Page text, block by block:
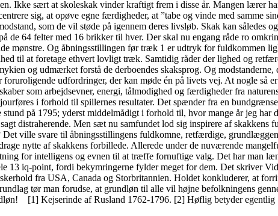
Ikke sært at skoleskak vinder kraftigt frem i disse år. Mangen lærer
sig, at opøve egne færdigheder, at ”tabe og vinde med samme
som de vil støde på igennem deres livsløb. Skak kan således
64 felter med 16 brikker til hver. Der skal nu engang råde ro
mønstre. Og åbningsstillingen før træk 1 er udtryk for fuldkommen
til at foretage ethvert lovligt træk. Samtidig råder der lighed og
og udmærket forstå de derboendes skaksprog. Og modstanderne,
udfordringer, der kan møde én på livets vej. At nogle så
som arbejdsevner, energi, tålmodighed og færdigheder fra
i forhold til spillernes resultater. Det spænder fra en
på 1795; yderst middelmådigt i forhold til, hvor mange år jeg
distraherende. Men sæt nu samfundet lod sig inspirere af skakkens
ville svare til åbningsstillingens fuldkomne, retfærdige,
nytte af skakkens forbillede. Allerede under de nuværende
for intelligens og evnen til at træffe fornuftige valg. Det har man
iq-point, fordi bekymringerne fylder meget for dem. Det skriver
fra USA, Canada og Storbritannien. Holdet konkluderer, at
tør man forudse, at grundløn til alle vil højne befolkningens
[1] Kejserinde af Rusland 1762-1796. [2] Høflig betyder egentlig